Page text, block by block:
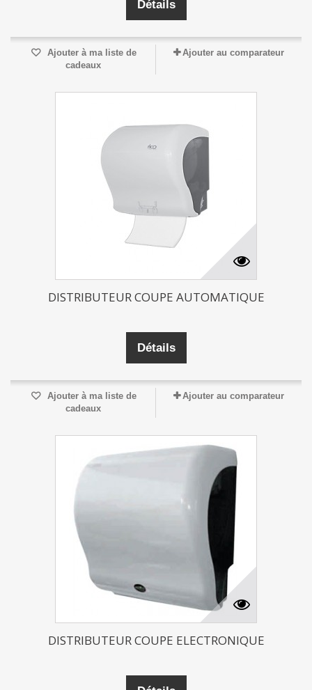
Détails
Ajouter à ma liste de
cadeaux
Ajouter au comparateur
DISTRIBUTEUR COUPE AUTOMATIQUE
Détails
Ajouter à ma liste de
cadeaux
Ajouter au comparateur
DISTRIBUTEUR COUPE ELECTRONIQUE